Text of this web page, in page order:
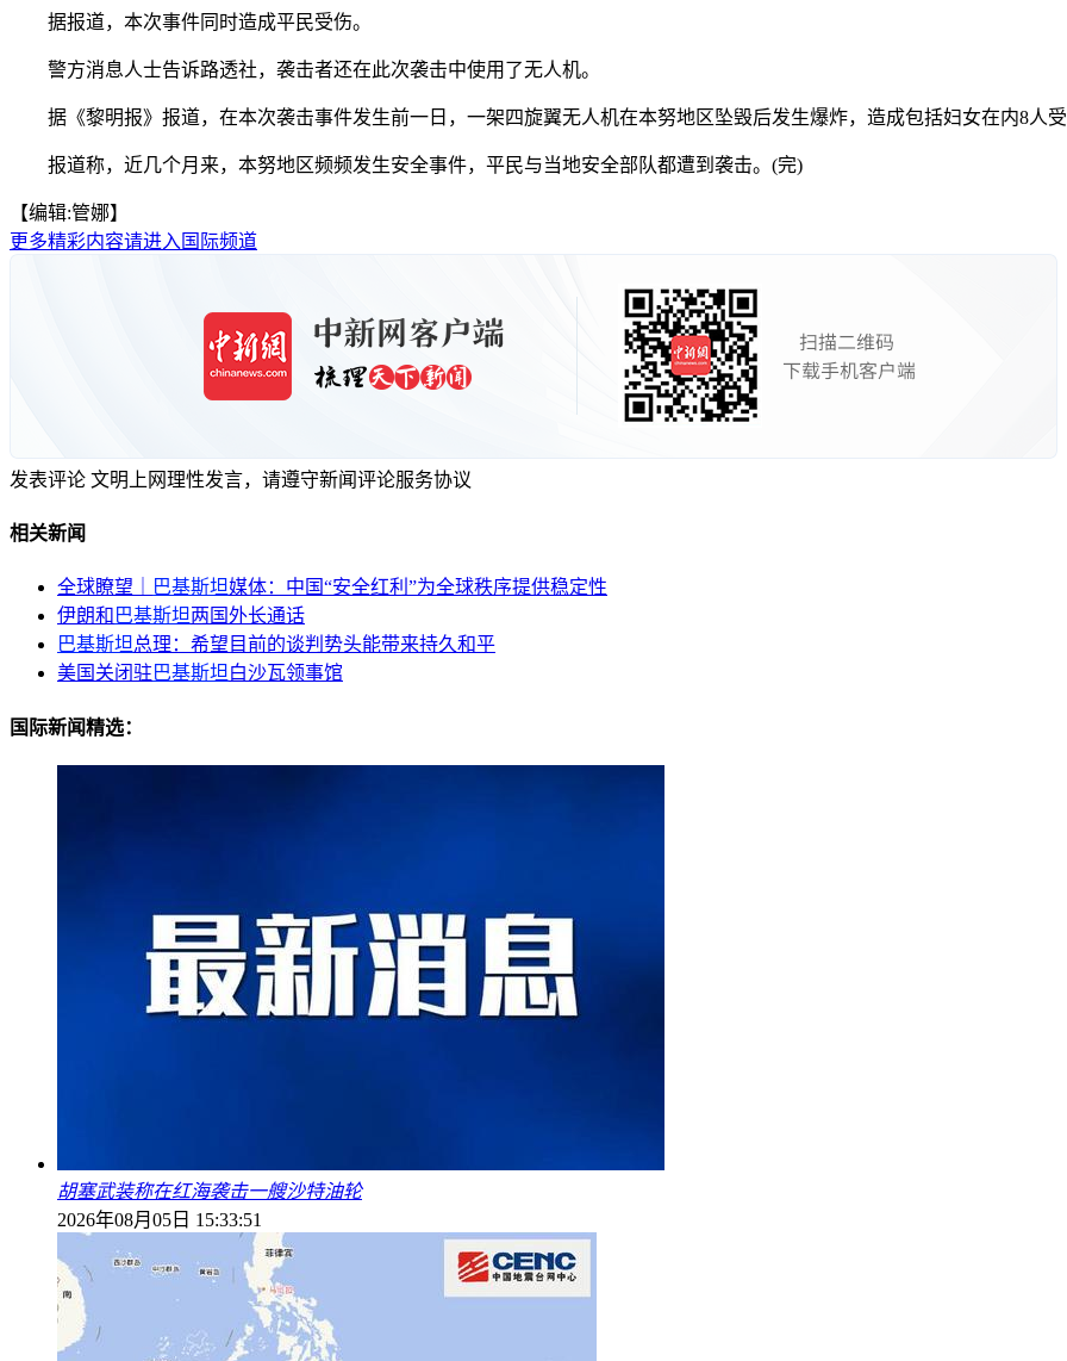
据报道，本次事件同时造成平民受伤。
警方消息人士告诉路透社，袭击者还在此次袭击中使用了无人机。
据《黎明报》报道，在本次袭击事件发生前一日，一架四旋翼无人机在本努地区坠毁后发生爆炸，造成包括妇女在内8人
报道称，近几个月来，本努地区频频发生安全事件，平民与当地安全部队都遭到袭击。(完)
【编辑:管娜】
更多精彩内容请进入国际频道
发表评论 文明上网理性发言，请遵守新闻评论服务协议
相关新闻
全球瞭望｜ 巴基斯坦媒体：中国“安全红利”为全球秩序提供稳定性
伊朗和 巴基斯坦两国外长通话
巴基斯坦总理：希望目前的谈判势头能带来持久和平
美国关闭驻 巴基斯坦白沙瓦领事馆
国际新闻精选：
胡塞武装称在红海袭击一艘沙特油轮
2026年08月05日 15:33:51